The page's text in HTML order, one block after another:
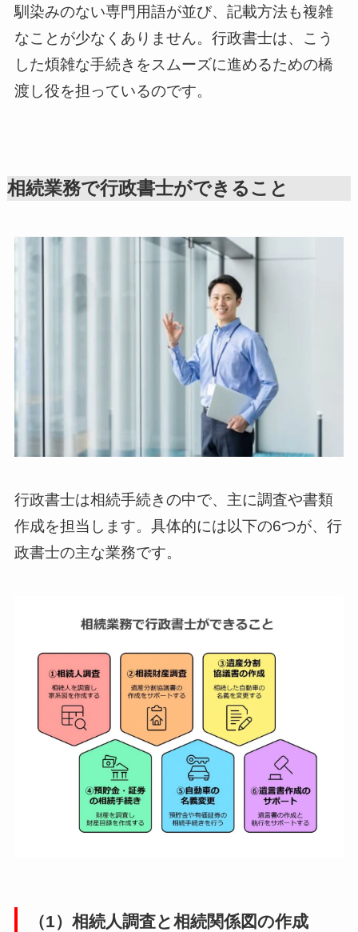
馴染みのない専門用語が並び、記載方法も複雑
なことが少なくありません。行政書士は、こう
した煩雑な手続きをスムーズに進めるための橋
渡し役を担っているのです。
相続業務で行政書士ができること
行政書士は相続手続きの中で、主に調査や書類
作成を担当します。具体的には以下の6つが、行
政書士の主な業務です。
（1）相続人調査と相続関係図の作成